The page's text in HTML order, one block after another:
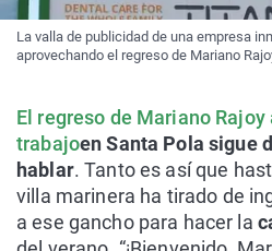
La valla de publicidad de una empresa
aprovechando el regreso de Mariano
El regreso de Mariano Rajoy
trabajoen Santa Pola sigue
hablar. Tanto es así que
villa marinera ha tirado de
a ese gancho para hacer la